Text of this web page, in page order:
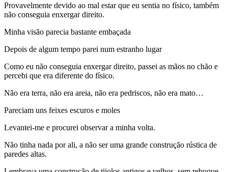
Provavelmente devido ao mal estar que eu sentia no físico, também
não conseguia enxergar direito.
Minha visão parecia bastante embaçada
Depois de algum tempo parei num estranho lugar
Como eu não conseguia enxergar direito, passei as mãos no chão e
percebi que era diferente do físico.
Não era terra, não era areia, não era pedriscos, não era mato…
Pareciam uns feixes escuros e moles
Levantei-me e procurei observar a minha volta.
Não tinha nada por ali, a não ser uma grande construção rústica de
paredes altas.